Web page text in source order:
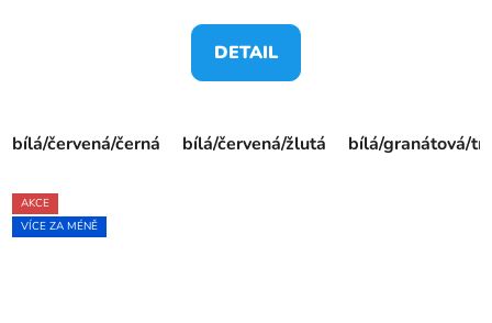
DETAIL
bílá/červená/černá bílá/červená/žlutá bílá/granátová/
AKCE
VÍCE ZA MÉNĚ